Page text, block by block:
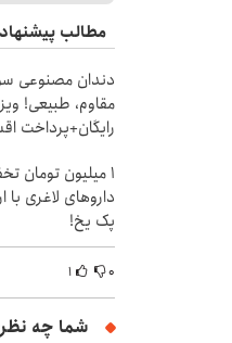
مطالب
دندان مصنوعی
مقاوم، طبیعی!
رایگان+پرداخت
1 میلیون تومان
داروهای لاغری با
پک یخ!
۰ ۱
شما چه